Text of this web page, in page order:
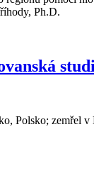
Ph.D.
Polsko; zemřel